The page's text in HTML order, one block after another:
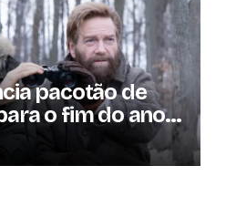
pacotão de
o fim do ano;